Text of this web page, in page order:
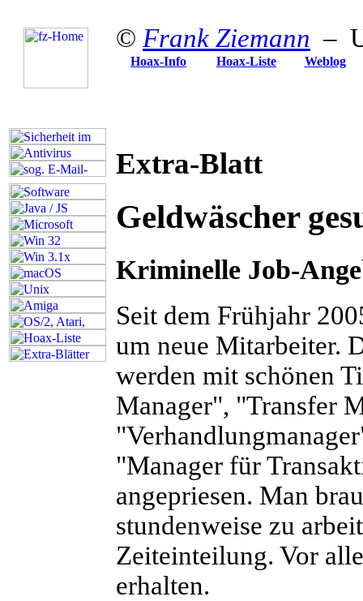
© Frank Ziemann –
Hoax-Info Hoax-Liste Weblog
Extra-Blatt
Geldwäscher
Kriminelle Job-
Seit dem Frühjahr
um neue Mitarbeiter.
werden mit schönen
Manager", "Transfer
"Manager für
angepriesen. Man
stundenweise zu
Zeiteinteilung. Vor
erhalten.